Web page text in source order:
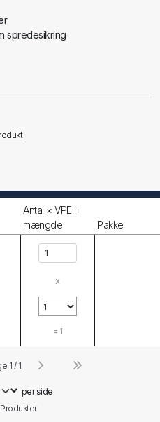
spredesikring
Antal × VPE =
mængde
Pakke
x
= 1
per side
Produkter
1 / 1